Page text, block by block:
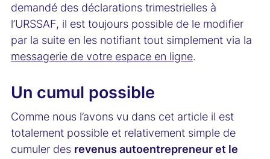
demandé des déclarations trimestrielles à
l’URSSAF, il est toujours possible de le modifier
par la suite en les notifiant tout simplement via la
messagerie de votre espace en ligne.
Un cumul possible
Comme nous l’avons vu dans cet article il est
totalement possible et relativement simple de
cumuler des revenus autoentrepreneur et le